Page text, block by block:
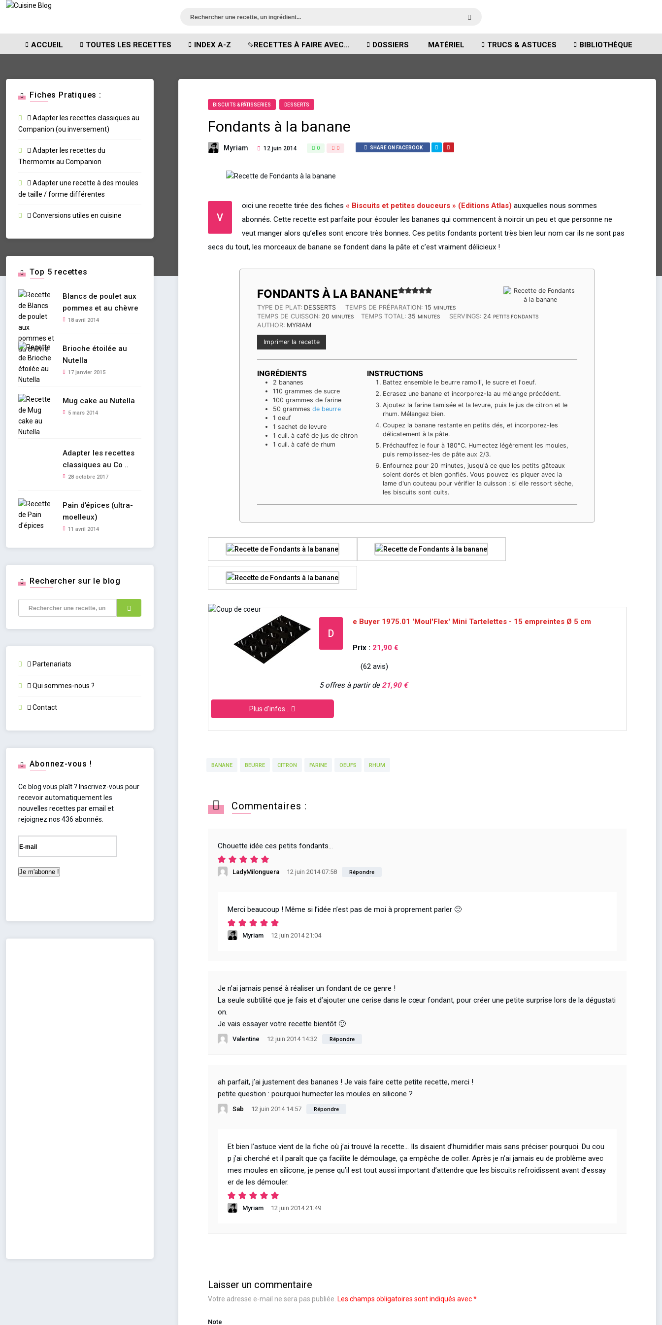
ACCUEIL TOUTES LES RECETTES INDEX A-Z RECETTES À FAIRE AVEC… DOSSIERS MATÉRIEL TRUCS & ASTUCES BIBLIOTHÈQUE
BISCUITS & PÂTISSERIES DESSERTS
Fondants à la banane
Myriam 12 juin 2014 0 0 SHARE ON FACEBOOK
V
oici une recette tirée des fiches « Biscuits et petites douceurs » (Editions Atlas) auxquelles nous sommes
abonnés. Cette recette est parfaite pour écouler les bananes qui commencent à noircir un peu et que personne ne
veut manger alors qu’elles sont encore très bonnes. Ces petits fondants portent très bien leur nom car ils ne sont pas
secs du tout, les morceaux de banane se fondent dans la pâte et c’est vraiment délicieux !
FONDANTS À LA BANANE
TYPE DE PLAT: DESSERTS TEMPS DE PRÉPARATION:15 MINUTES
MINUTES
TEMPS DE CUISSON: 20 MINUTES
MINUTES TEMPS TOTAL: 35 MINUTES
MINUTES SERVINGS: 24 PETITS FONDANTS
AUTHOR: MYRIAM
Imprimer la recette
INGRÉDIENTS
2 bananes
110 grammes de sucre
100 grammes de farine
50 grammes de beurre
1 oeuf
1 sachet de levure
1 cuil. à café de jus de citron
1 cuil. à café de rhum
INSTRUCTIONS
Battez ensemble le beurre ramolli, le sucre et l'oeuf.
Ecrasez une banane et incorporez-la au mélange précédent.
Ajoutez la farine tamisée et la levure, puis le jus de citron et le
rhum. Mélangez bien.
Coupez la banane restante en petits dés, et incorporez-les
délicatement à la pâte.
Préchauffez le four à 180°C. Humectez légèrement les moules,
puis remplissez-les de pâte aux 2/3.
Enfournez pour 20 minutes, jusqu'à ce que les petits gâteaux
soient dorés et bien gonflés. Vous pouvez les piquer avec la
lame d'un couteau pour vérifier la cuisson : si elle ressort sèche,
les biscuits sont cuits.
D
e Buyer 1975.01 'Moul'Flex' Mini Tartelettes - 15 empreintes Ø 5 cm
Prix : 21,90 €
(62 avis)
5 offres à partir de21,90 €
Plus d'infos...
BANANE BEURRE CITRON FARINE OEUFS RHUM
Commentaires :
Chouette idée ces petits fondants…
LadyMilonguera 12 juin 2014 07:58 Répondre
Merci beaucoup ! Même si l’idée n’est pas de moi à proprement parler 🙂
Myriam 12 juin 2014 21:04
Je n’ai jamais pensé à réaliser un fondant de ce genre !
La seule subtilité que je fais et d’ajouter une cerise dans le cœur fondant, pour créer une petite surprise lors de la dégustati
on.
Je vais essayer votre recette bientôt 🙂
Valentine 12 juin 2014 14:32 Répondre
ah parfait, j’ai justement des bananes ! Je vais faire cette petite recette, merci !
petite question : pourquoi humecter les moules en silicone ?
Sab 12 juin 2014 14:57 Répondre
Et bien l’astuce vient de la fiche où j’ai trouvé la recette… Ils disaient d’humidifier mais sans préciser pourquoi. Du cou
p j’ai cherché et il paraît que ça facilite le démoulage, ça empêche de coller. Après je n’ai jamais eu de problème avec
mes moules en silicone, je pense qu’il est tout aussi important d’attendre que les biscuits refroidissent avant d’essay
er de les démouler.
Myriam 12 juin 2014 21:49
Laisser un commentaire
Votre adresse e-mail ne sera pas publiée. Les champs obligatoires sont indiqués avec*
Note
Fiches Pratiques :
Adapter les recettes classiques au
Companion (ou inversement)
Adapter les recettes du
Thermomix au Companion
Adapter une recette à des moules
de taille / forme différentes
Conversions utiles en cuisine
Top 5 recettes
Blancs de poulet aux
pommes et au chèvre
18 avril 2014
Brioche étoilée au
Nutella
17 janvier 2015
Mug cake au Nutella
5 mars 2014
Adapter les recettes
classiques au Co ..
28 octobre 2017
Pain d’épices (ultra-
moelleux)
11 avril 2014
Rechercher sur le blog
Partenariats
Qui sommes-nous ?
Contact
Abonnez-vous !
Ce blog vous plaît ? Inscrivez-vous pour
recevoir automatiquement les
nouvelles recettes par email et
rejoignez nos 436 abonnés.